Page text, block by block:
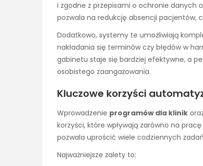
i zgodne z przepisami o ochronie danych
pozwala na redukcję absencji pacjentów,
Dodatkowo, systemy te umożliwiają
nakładania się terminów czy błędów w
gabinetu staje się bardziej efektywne, a
osobistego zaangażowania.
Kluczowe korzyści
Wprowadzenie programów dla klinik
korzyści, które wpływają zarówno na
pozwala uprościć wiele codziennych
Najważniejsze zalety to: